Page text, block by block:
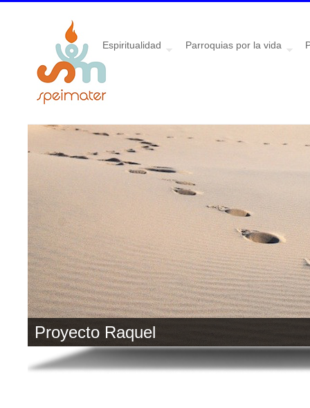
Espiritualidad Parroquias por la vida
Proyecto Raquel